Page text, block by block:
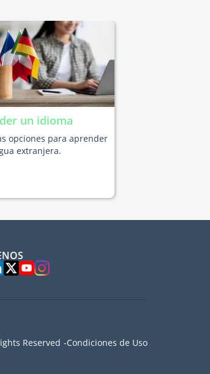
un idioma
opciones para aprender
extranjera.
Reserved Condiciones de Uso